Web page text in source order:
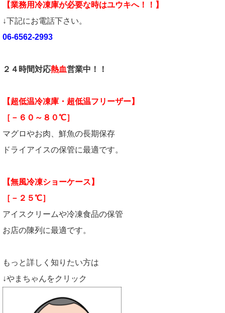
【業務用冷凍庫が必要な時はユウキへ！！】
↓下記にお電話下さい。
06-6562-2993
２４時間対応熱血営業中！！
【超低温冷凍庫・超低温フリーザー】
［－６０～８０℃］
マグロやお肉、鮮魚の長期保存
ドライアイスの保管に最適です。
【無風冷凍ショーケース】
［－２５℃］
アイスクリームや冷凍食品の保管
お店の陳列に最適です。
もっと詳しく知りたい方は
↓やまちゃんをクリック